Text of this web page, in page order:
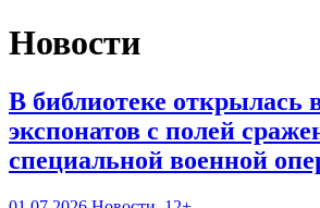
Новости
В библиотеке открылась
экспонатов с полей
специальной военной